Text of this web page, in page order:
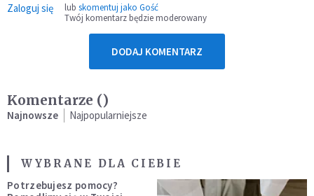
Zaloguj się lub skomentuj jako Gość
Twój komentarz będzie moderowany
DODAJ KOMENTARZ
Komentarze ()
Najnowsze Najpopularniejsze
WYBRANE DLA CIEBIE
Potrzebujesz pomocy?